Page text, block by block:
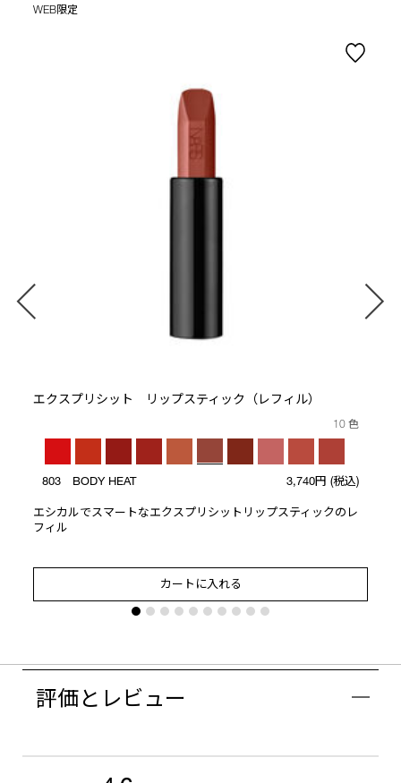
WEB限定
エクスプリシット リップスティック（レフィル）
10 色
803 BODY HEAT 3,740円 (税込)
エシカルでスマートなエクスプリシットリップスティックのレ
フィル
カートに入れる
評価とレビュー